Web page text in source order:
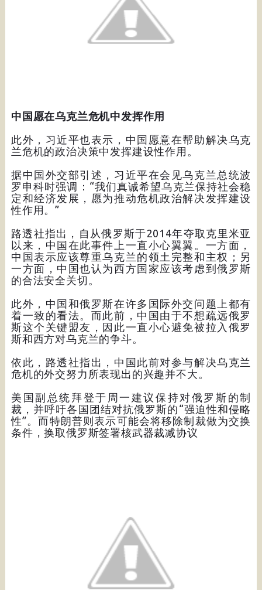
中国愿在乌克兰危机中发挥作用
此外，习近平也表示，中国愿意在帮助解决乌克
兰危机的政治决策中发挥建设性作用。
据中国外交部引述，习近平在会见乌克兰总统波
罗申科时强调：“我们真诚希望乌克兰保持社会稳
定和经济发展，愿为推动危机政治解决发挥建设
性作用。”
路透社指出，自从俄罗斯于2014年夺取克里米亚
以来，中国在此事件上一直小心翼翼。一方面，
中国表示应该尊重乌克兰的领土完整和主权；另
一方面，中国也认为西方国家应该考虑到俄罗斯
的合法安全关切。
此外，中国和俄罗斯在许多国际外交问题上都有
着一致的看法。而此前，中国由于不想疏远俄罗
斯这个关键盟友，因此一直小心避免被拉入俄罗
斯和西方对乌克兰的争斗。
依此，路透社指出，中国此前对参与解决乌克兰
危机的外交努力所表现出的兴趣并不大。
美国副总统拜登于周一建议保持对俄罗斯的制
裁，并呼吁各国团结对抗俄罗斯的“强迫性和侵略
性”。而特朗普则表示可能会将移除制裁做为交换
条件，换取俄罗斯签署核武器裁减协议